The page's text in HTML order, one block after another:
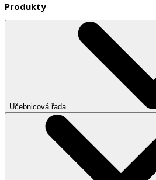
Produkty
Učebnicová řada